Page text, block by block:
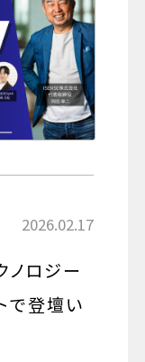
2026.02.17
ノロジー
で登壇い